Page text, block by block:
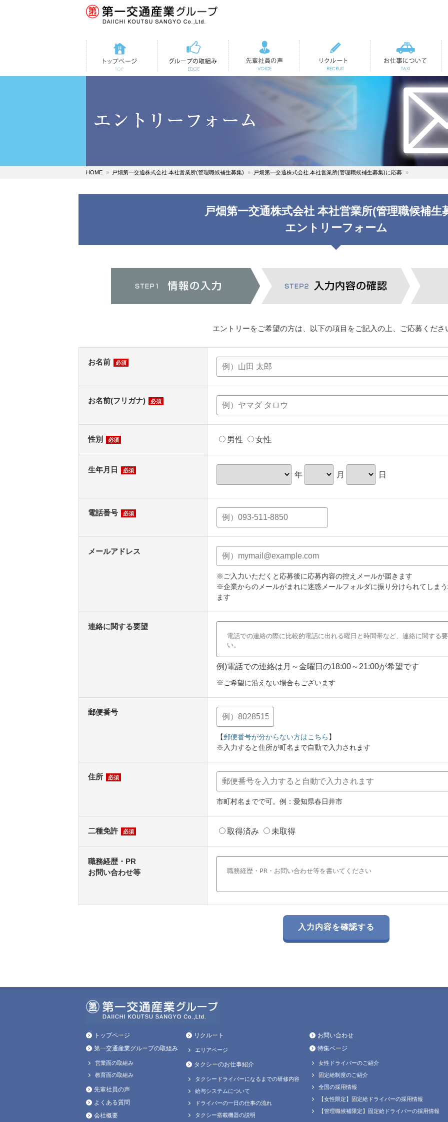
トップページ 第一交通の取組み 先輩社員の声 リクルート お仕事について
HOME 戸畑第一交通株式会社 本社営業所(管理職候補生募集) 戸畑第一交通株式会社 本社営業所(管理職候補生募集)に応募
戸畑第一交通株式会社 本社営業所(管理職候補生
エントリーフォーム
エントリーをご希望の方は、以下の項目をご記入の上、ご応募くださ
お名前 必須
お名前(フリガナ) 必須
性別 必須 男性 女性
生年月日 必須 年 月 日
電話番号 必須
メールアドレス
※ご入力いただくと応募後に応募内容の控えメールが届きます
※企業からのメールがまれに迷惑メールフォルダに振り分けられてしま
ます
連絡に関する要望
例)電話での連絡は月～金曜日の18:00～21:00が希望です
※ご希望に沿えない場合もございます
郵便番号
【郵便番号が分からない方はこちら 】
※入力すると住所が町名まで自動で入力されます
住所 必須
市町村名までで可。例：愛知県春日井市
二種免許 必須 取得済み 未取得
職務経歴・PR
お問い合わせ等
トップページ
第一交通産業グループの取組み
営業面の取組み
教育面の取組み
先輩社員の声
よくある質問
会社概要
リクルート
エリアページ
タクシーのお仕事紹介
タクシードライバーになるまでの研修内容
給与システムについて
ドライバーの一日の仕事の流れ
タクシー搭載機器の説明
お問い合わせ
特集ページ
女性ドライバーのご紹介
固定給制度のご紹介
全国の採用情報
【女性限定】固定給ドライバーの採用情報
【管理職候補限定】固定給ドライバーの採用情報